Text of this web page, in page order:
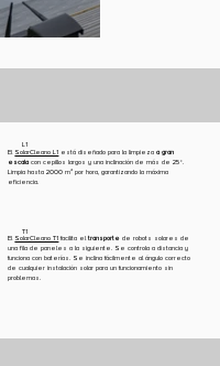
El SolarCleano L1 está diseñado para la limpiezaa gran
escala con cepillos largos y una inclinación de más de 25°.
Limpia hasta 2000 m² por hora, garantizando la máxima
eficiencia.
L1
El SolarCleano T1 facilita eltransporte de robots solares de
una fila de paneles a la siguiente. Se controla a distancia y
funciona con baterías. Se inclina fácilmente al ángulo correcto
de cualquier instalación solar para un funcionamiento sin
problemas.
T1